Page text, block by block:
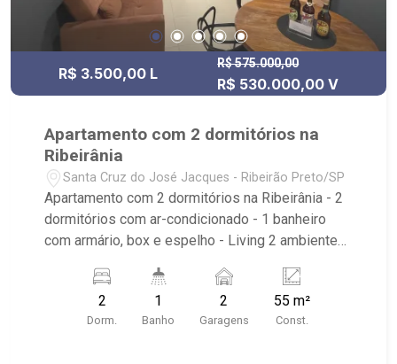
R$ 3.500,00 L
R$ 575.000,00
R$ 530.000,00 V
Apartamento com 2 dormitórios na
Ribeirânia
Santa Cruz do José Jacques - Ribeirão Preto/SP
Apartamento com 2 dormitórios na Ribeirânia - 2
dormitórios com ar-condicionado - 1 banheiro
com armário, box e espelho - Living 2 ambientes;
armário - Área de serviço com armário - Sacada -
2 vagas de garagem - Imóvel próximo ao
Supermercado Savegnago, Faculdade COC,
2
Dorm.
1
Banho
2
Garagens
55 m²
Const.